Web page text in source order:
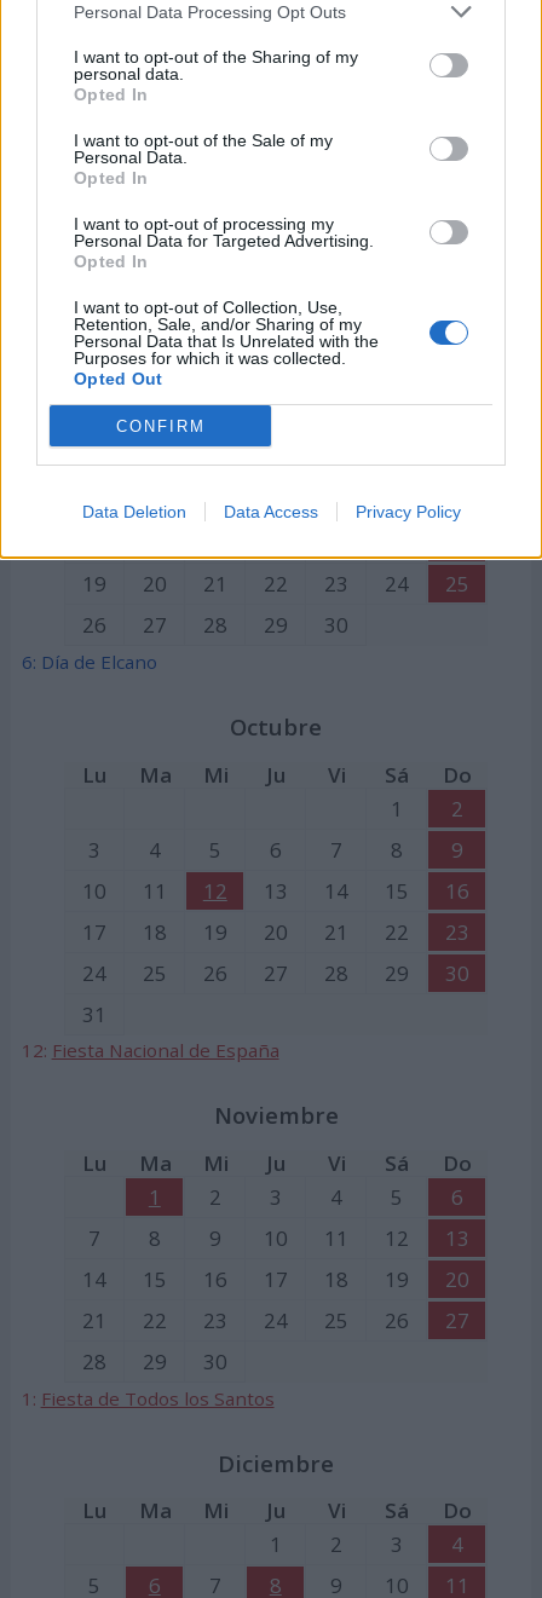
Personal Data Processing Opt Outs
I want to opt-out of the Sharing of my
personal data.
Opted In
I want to opt-out of the Sale of my
Personal Data.
Opted In
I want to opt-out of processing my
Personal Data for Targeted Advertising.
Opted In
I want to opt-out of Collection, Use,
Retention, Sale, and/or Sharing of my
Personal Data that Is Unrelated with the
Purposes for which it was collected.
Opted Out
CONFIRM
Data Deletion Data Access Privacy Policy
Agosto
Lu Ma
Do
1
8
9 10 11 12
14
15
22
23 24 25 26
28
29
Festividad de la Asunción de la Virgen
Ma
1
2 3
4
5
6 8 9
19
20 21 22 23 24
25
26
27 28 29 30
6: Día de Elcano
Octubre
Lu Ma Mi Ju Vi Sá
Do
1
2
3
4 5 6 7 8
9
10
11 12 13 14 15
16
17
18 19 20 21 22
23
24
25 26 27 28 29
30
31
12: Fiesta Nacional de España
Noviembre
Lu Ma Mi Ju Vi Sá
Do
1
2 3 4 5
6
7
8 9 10 11 12
13
14
15 16 17 18 19
20
21
22 23 24 25 26
27
28
29 30
1: Fiesta de Todos los Santos
Diciembre
Lu Ma Mi Ju Vi Sá
Do
1
2 3
4
5
6 7 8 9 10 11